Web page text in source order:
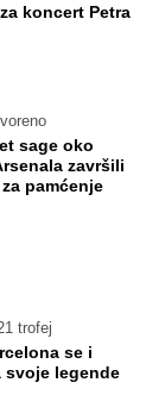
koncert Petra
sage oko
završili
pamćenje
trofej
se i
legende